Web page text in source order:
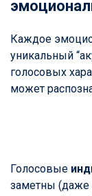
Каждое
уникальный
голосовых
может
Голосовые
заметны (даже